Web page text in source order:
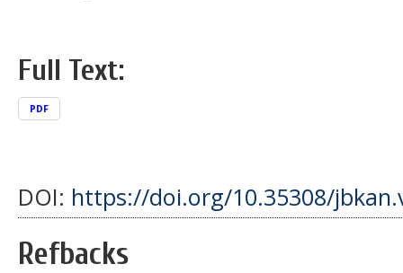
Full Text:
PDF
DOI: https://doi.org/10.35308/
Refbacks